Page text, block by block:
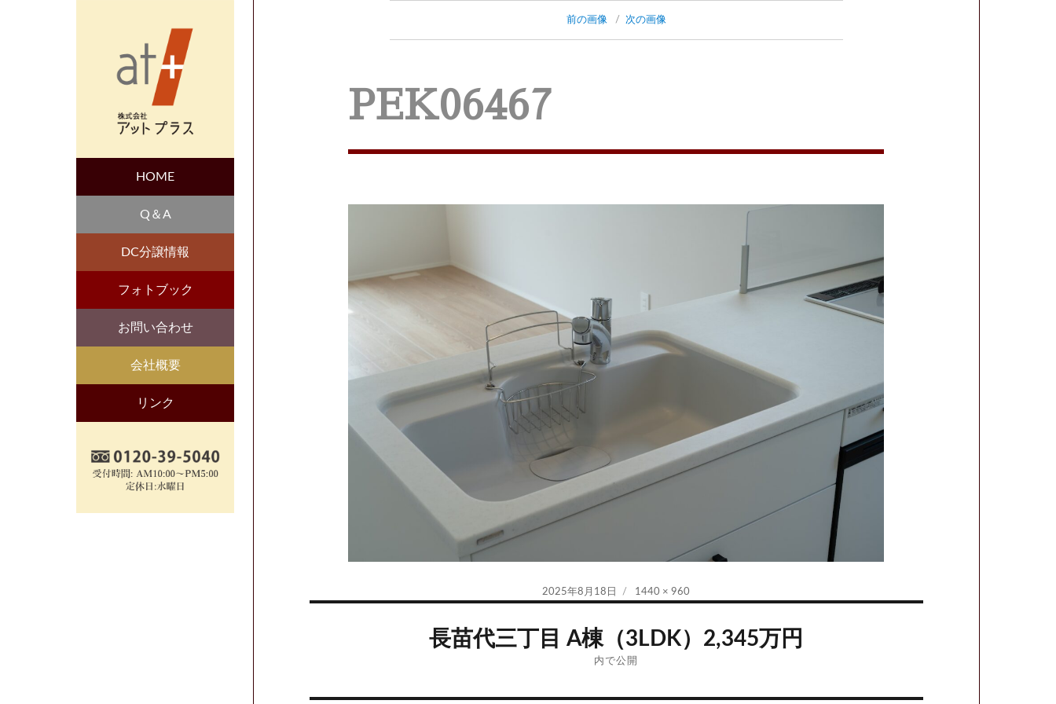
前の画像 次の画像
PEK06467
投
2025年8月18日
フ
イ
ズ
1440 × 960
⾧苗代三丁目 A棟（3LDK）2,345万円
内で公開
HOME
Q＆A
DC分譲情報
フォトブック
お問い合わせ
会社概要
リンク